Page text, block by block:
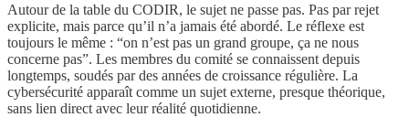
Autour de la table du CODIR, le sujet ne passe pas. Pas par rejet
explicite, mais parce qu’il n’a jamais été abordé. Le réflexe est
toujours le même : “on n’est pas un grand groupe, ça ne nous
concerne pas”. Les membres du comité se connaissent depuis
longtemps, soudés par des années de croissance régulière. La
cybersécurité apparaît comme un sujet externe, presque théorique,
sans lien direct avec leur réalité quotidienne.